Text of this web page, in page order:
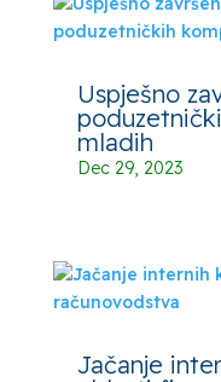
Uspješno
mladih
Dec 29, 2023
Jačanje